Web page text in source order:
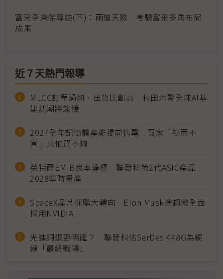
富采李秉傑專訪(下)：兩道天險 考驗富采多角布局
成果
近７天熱門報導
MLCC訂單過熱、出貨比創高 村田示警全球AI基
建熱潮將趨緩
2027全年記憶體產能提前售罄 買家「祕而不
宣」只怕買不夠
英特爾EMIB良率達標 聯發科第2代ASIC產品
2028準時量產
SpaceX晶片採購大轉向 Elon Musk捨超微全面
採用NVIDIA
光進銅退更明確？ 聯發科估SerDes 448G為銅
線「最終戰場」